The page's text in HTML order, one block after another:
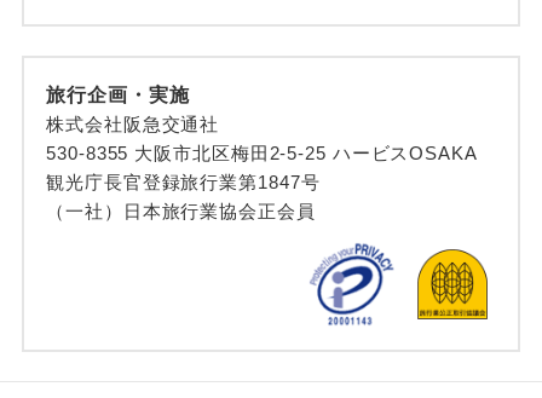
旅行企画・実施
株式会社阪急交通社
530-8355 大阪市北区梅田2-5-25 ハービスOSAKA
観光庁長官登録旅行業第1847号
（一社）日本旅行業協会正会員